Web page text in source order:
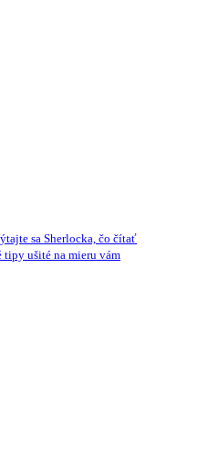
sa Sherlocka, čo čítať
tipy ušité na mieru vám